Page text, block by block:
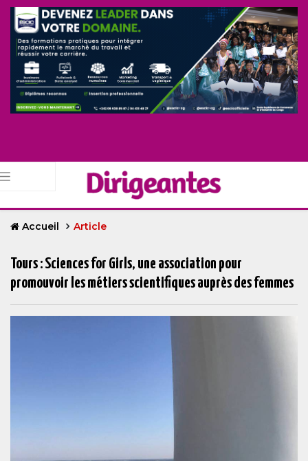
Accueil Article
Tours : Sciences for Girls, une association pour
promouvoir les métiers scientifiques auprès des femmes